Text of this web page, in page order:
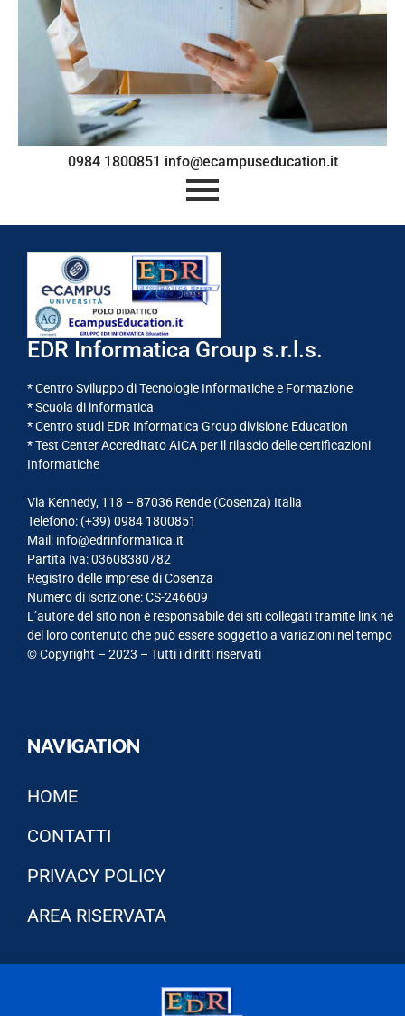
0984 1800851 info@ecampuseducation.it
EDR Informatica Group s.r.l.s.
* Centro Sviluppo di Tecnologie Informatiche e Formazione
* Scuola di informatica
* Centro studi EDR Informatica Group divisione Education
* Test Center Accreditato AICA per il rilascio delle certificazioni
Informatiche
Via Kennedy, 118 – 87036 Rende (Cosenza) Italia
Telefono: (+39) 0984 1800851
Mail: info@edrinformatica.it
Partita Iva: 03608380782
Registro delle imprese di Cosenza
Numero di iscrizione: CS-246609
L’autore del sito non è responsabile dei siti collegati tramite link né
del loro contenuto che può essere soggetto a variazioni nel tempo
© Copyright – 2023 – Tutti i diritti riservati
NAVIGATION
HOME
CONTATTI
PRIVACY POLICY
AREA RISERVATA